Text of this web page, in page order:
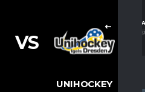
TEAM!
DRESDEN.DE
UNIHOCKEY
VS